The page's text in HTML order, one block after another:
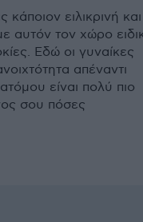
ειλικρινή και
αυτόν τον χώρο
Εδώ οι γυναίκες
απέναντι
είναι πολύ πιο
σου πόσες